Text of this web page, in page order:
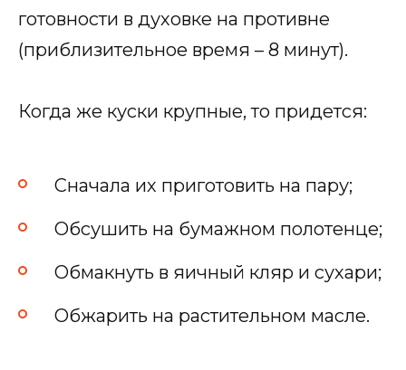
готовности в духовке на противне
(приблизительное время – 8 минут).
Когда же куски крупные, то придется:
Сначала их приготовить на пару;
Обсушить на бумажном полотенце;
Обмакнуть в яичный кляр и сухари;
Обжарить на растительном масле.